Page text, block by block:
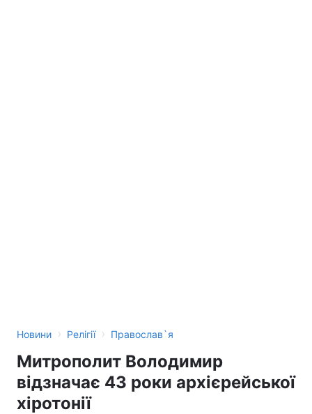
Новини › Релігії › Православ`я
Митрополит Володимир
відзначає 43 роки архієрейської
хіротонії